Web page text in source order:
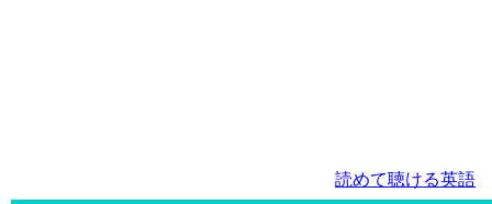
読めて聴ける英語